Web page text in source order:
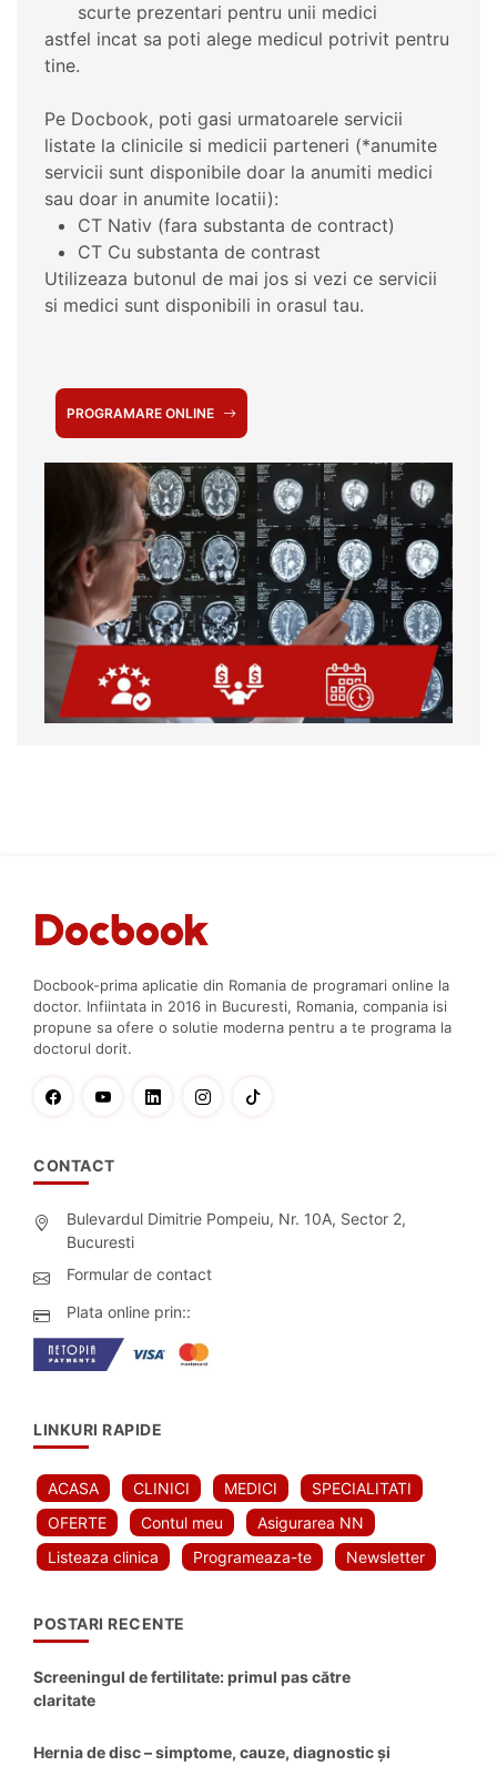
scurte prezentari pentru unii medici
astfel incat sa poti alege medicul potrivit pentru
tine.
Pe Docbook, poti gasi urmatoarele servicii
listate la clinicile si medicii parteneri (*anumite
servicii sunt disponibile doar la anumiti medici
sau doar in anumite locatii):
CT Nativ (fara substanta de contract)
CT Cu substanta de contrast
Utilizeaza butonul de mai jos si vezi ce servicii
si medici sunt disponibili in orasul tau.
PROGRAMARE ONLINE
Docbook-prima aplicatie din Romania de programari online la
doctor. Infiintata in 2016 in Bucuresti, Romania, compania isi
propune sa ofere o solutie moderna pentru a te programa la
doctorul dorit.
CONTACT
Bulevardul Dimitrie Pompeiu, Nr. 10A, Sector 2,
Bucuresti
Formular de contact
Plata online prin::
LINKURI RAPIDE
ACASA CLINICI MEDICI
SPECIALITATI
OFERTE
Contul meu
Asigurarea NN
Listeaza clinica
Programeaza-te Newsletter
POSTARI RECENTE
Screeningul de fertilitate: primul pas către
claritate
Hernia de disc – simptome, cauze, diagnostic și